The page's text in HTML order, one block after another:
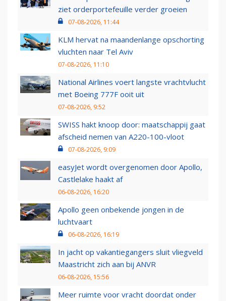
ziet orderportefeuille verder groeien
07-08-2026, 11:44
KLM hervat na maandenlange opschorting
vluchten naar Tel Aviv
07-08-2026, 11:10
National Airlines voert langste vrachtvlucht
met Boeing 777F ooit uit
07-08-2026, 9:52
SWISS hakt knoop door: maatschappij gaat
afscheid nemen van A220-100-vloot
07-08-2026, 9:09
easyJet wordt overgenomen door Apollo,
Castlelake haakt af
06-08-2026, 16:20
Apollo geen onbekende jongen in de
luchtvaart
06-08-2026, 16:19
In jacht op vakantiegangers sluit vliegveld
Maastricht zich aan bij ANVR
06-08-2026, 15:56
Meer ruimte voor vracht doordat onder